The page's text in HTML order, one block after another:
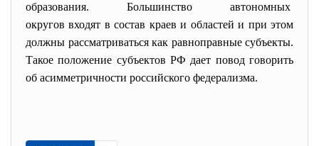
образования. Большинство автономных
округов входят в состав краев и областей и при этом
должны рассматриваться как равноправные субъекты.
Такое положение субъектов РФ дает повод говорить
об асимметричности российского федерализма.